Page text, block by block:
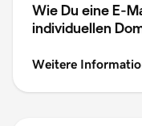
Wie Du eine E-
individuellen
Weitere